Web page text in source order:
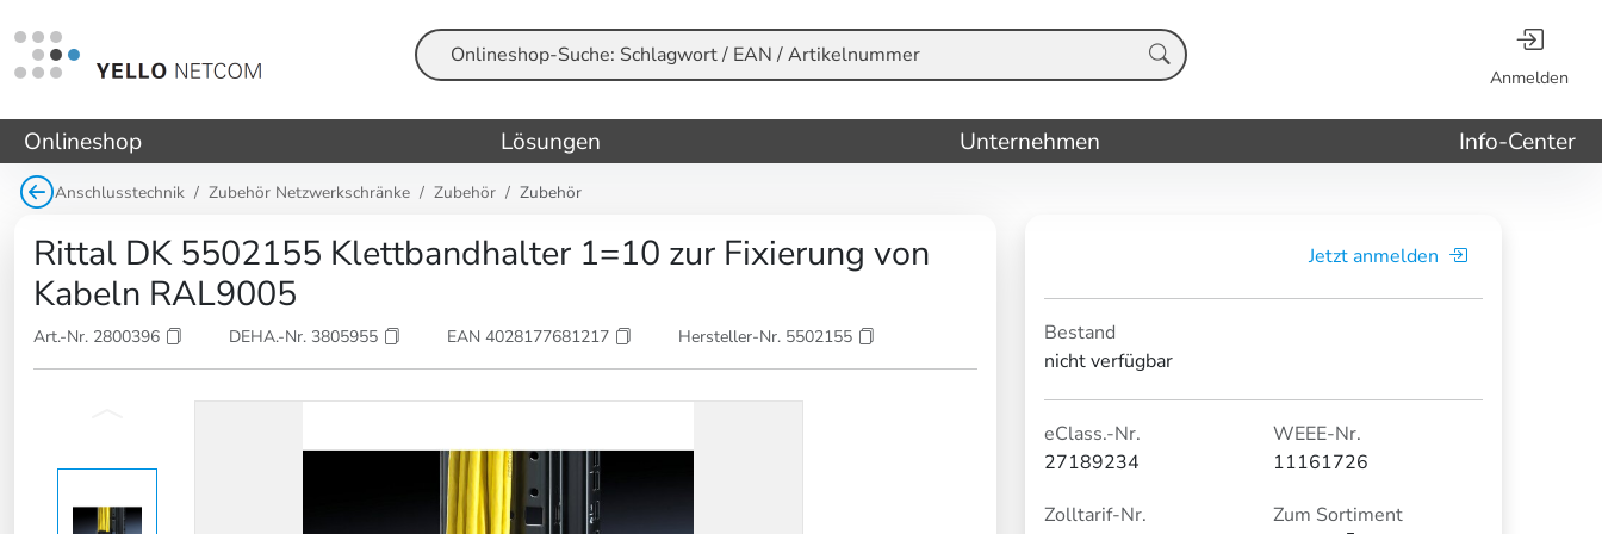
Suche Anmelden
Onlineshop Lösungen Unternehmen Info-Center
Anschlusstechnik Zubehör Netzwerkschränke Zubehör Zubehör
Rittal DK 5502155 Klettbandhalter 1=10 zur Fixierung von
Kabeln RAL9005
Art.-Nr. 2800396 DEHA.-Nr. 3805955 EAN 4028177681217 Hersteller-Nr. 5502155
Jetzt anmelden
Bestand
nicht verfügbar
eClass.-Nr.
27189234
WEEE-Nr.
11161726
Zolltarif-Nr.
Zum Sortiment